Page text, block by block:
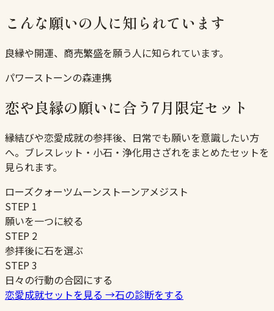
こんな願いの人に知られています
良縁や開運、商売繁盛を願う人に知られています。
パワーストーンの森連携
恋や良縁の願いに合う7月限定セット
縁結びや恋愛成就の参拝後、日常でも願いを意識したい方
へ。ブレスレット・小石・浄化用さざれをまとめたセットを
見られます。
ローズクォーツムーンストーンアメジスト
STEP 1
願いを一つに絞る
STEP 2
参拝後に石を選ぶ
STEP3
日々の行動の合図にする
恋愛成就セットを見る →石の診断をする